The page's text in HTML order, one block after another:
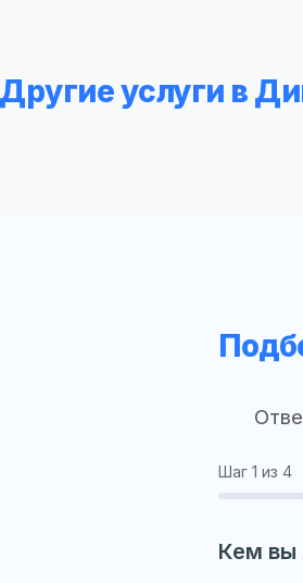
Другие услуги в
Шаг 1 из 4
Кем вы